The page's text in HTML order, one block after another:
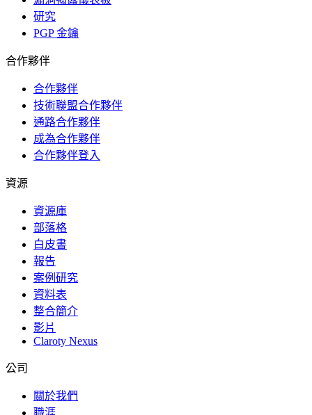
研究
PGP 金鑰
合作夥伴
合作夥伴
技術聯盟合作夥伴
通路合作夥伴
成為合作夥伴
合作夥伴登入
資源
資源庫
部落格
白皮書
報告
案例研究
資料表
整合簡介
影片
Claroty Nexus
公司
關於我們